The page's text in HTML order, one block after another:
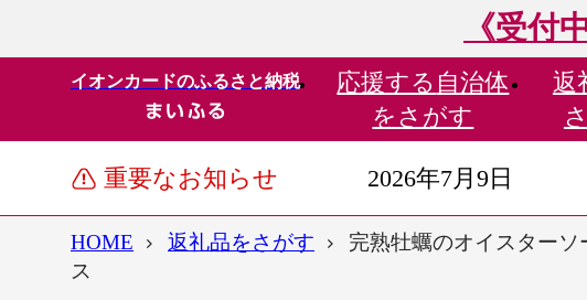
《受付
イオンカードのふるさと納税 応援する 自治体
をさがす
返
重要なお知らせ 2026年7月9日
HOME 返礼品をさがす
完熟牡蠣のオイスター
ス